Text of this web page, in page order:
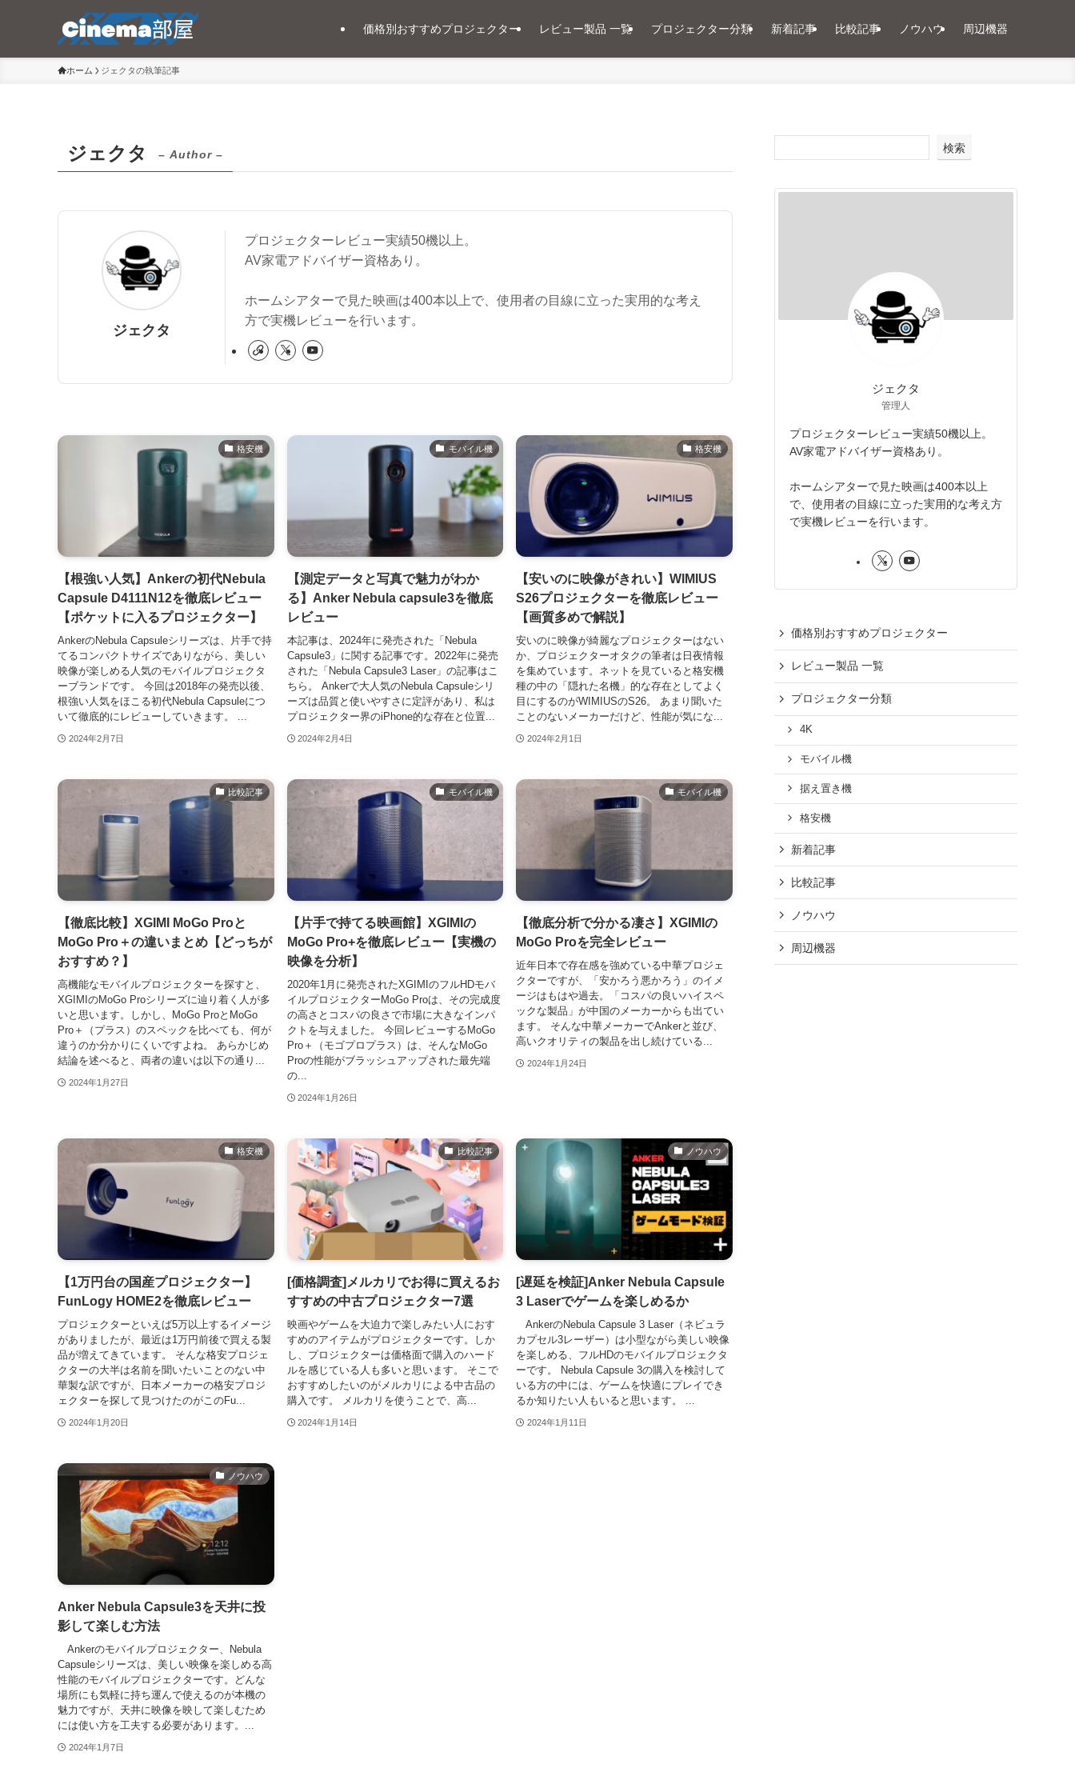
価格別おすすめプロジェクター レビュー製品 一覧 プロジェクター分類 新着記事 比較記事 ノウハウ 周辺機器
ホーム ジェクタの執筆記事
ジェクタ – Author –
ジェクタ
プロジェクターレビュー実績50機以上。
AV家電アドバイザー資格あり。
ホームシアターで見た映画は400本以上で、使用者の目線に立った実用的な考え
方で実機レビューを行います。
格安機
【根強い人気】Ankerの初代Nebula
Capsule D4111N12を徹底レビュー
【ポケットに入るプロジェクター】
AnkerのNebula Capsuleシリーズは、片手で持
てるコンパクトサイズでありながら、美しい
映像が楽しめる人気のモバイルプロジェクタ
ーブランドです。 今回は2018年の発売以後、
根強い人気をほこる初代Nebula Capsuleにつ
いて徹底的にレビューしていきます。 ...
2024年2月7日
モバイル機
【測定データと写真で魅力がわか
る】Anker Nebula capsule3を徹底
レビュー
本記事は、2024年に発売された「Nebula
Capsule3」に関する記事です。2022年に発売
された「Nebula Capsule3 Laser」の記事はこ
ちら。 Ankerで大人気のNebula Capsuleシリ
ーズは品質と使いやすさに定評があり、私は
プロジェクター界のiPhone的な存在と位置...
2024年2月4日
格安機
【安いのに映像がきれい】WIMIUS
S26プロジェクターを徹底レビュー
【画質多めで解説】
安いのに映像が綺麗なプロジェクターはない
か、プロジェクターオタクの筆者は日夜情報
を集めています。ネットを見ていると格安機
種の中の「隠れた名機」的な存在としてよく
目にするのがWIMIUSのS26。 あまり聞いた
ことのないメーカーだけど、性能が気にな...
2024年2月1日
比較記事
【徹底比較】XGIMI MoGo Proと
MoGo Pro＋の違いまとめ【どっちが
おすすめ？】
高機能なモバイルプロジェクターを探すと、
XGIMIのMoGo Proシリーズに辿り着く人が多
いと思います。しかし、MoGo ProとMoGo
Pro＋（プラス）のスペックを比べても、何が
違うのか分かりにくいですよね。 あらかじめ
結論を述べると、両者の違いは以下の通り...
2024年1月27日
モバイル機
【片手で持てる映画館】XGIMIの
MoGo Pro+を徹底レビュー【実機の
映像を分析】
2020年1月に発売されたXGIMIのフルHDモバ
イルプロジェクターMoGo Proは、その完成度
の高さとコスパの良さで市場に大きなインパ
クトを与えました。 今回レビューするMoGo
Pro＋（モゴプロプラス）は、そんなMoGo
Proの性能がブラッシュアップされた最先端
の...
2024年1月26日
モバイル機
【徹底分析で分かる凄さ】XGIMIの
MoGo Proを完全レビュー
近年日本で存在感を強めている中華プロジェ
クターですが、「安かろう悪かろう」のイメ
ージはもはや過去。「コスパの良いハイスペ
ックな製品」が中国のメーカーからも出てい
ます。 そんな中華メーカーでAnkerと並び、
高いクオリティの製品を出し続けている...
2024年1月24日
格安機
【1万円台の国産プロジェクター】
FunLogy HOME2を徹底レビュー
プロジェクターといえば5万以上するイメージ
がありましたが、最近は1万円前後で買える製
品が増えてきています。 そんな格安プロジェ
クターの大半は名前を聞いたいことのない中
華製な訳ですが、日本メーカーの格安プロジ
ェクターを探して見つけたのがこのFu...
2024年1月20日
比較記事
[価格調査]メルカリでお得に買えるお
すすめの中古プロジェクター7選
映画やゲームを大迫力で楽しみたい人におす
すめのアイテムがプロジェクターです。しか
し、プロジェクターは価格面で購入のハード
ルを感じている人も多いと思います。 そこで
おすすめしたいのがメルカリによる中古品の
購入です。 メルカリを使うことで、高...
2024年1月14日
ノウハウ
[遅延を検証]Anker Nebula Capsule
3 Laserでゲームを楽しめるか
AnkerのNebula Capsule 3 Laser（ネビュラ
カプセル3レーザー）は小型ながら美しい映像
を楽しめる、フルHDのモバイルプロジェクタ
ーです。 Nebula Capsule 3の購入を検討して
いる方の中には、ゲームを快適にプレイでき
るか知りたい人もいると思います。 ...
2024年1月11日
ノウハウ
Anker Nebula Capsule3を天井に投
影して楽しむ方法
Ankerのモバイルプロジェクター、Nebula
Capsuleシリーズは、美しい映像を楽しめる高
性能のモバイルプロジェクターです。どんな
場所にも気軽に持ち運んで使えるのが本機の
魅力ですが、天井に映像を映して楽しむため
には使い方を工夫する必要があります。...
2024年1月7日
検索
ジェクタ
管理人
プロジェクターレビュー実績50機以上。
AV家電アドバイザー資格あり。
ホームシアターで見た映画は400本以上
で、使用者の目線に立った実用的な考え方
で実機レビューを行います。
価格別おすすめプロジェクター
レビュー製品 一覧
プロジェクター分類
4K
モバイル機
据え置き機
格安機
新着記事
比較記事
ノウハウ
周辺機器